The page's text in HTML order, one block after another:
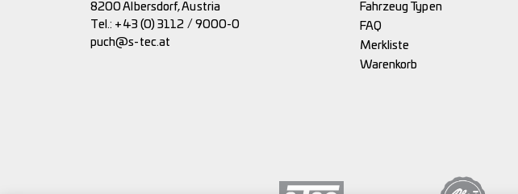
8200 Albersdorf, Austria
Tel.: +43 (0) 3112 / 9000-0
puch@s-tec.at
Fahrzeug Typen
FAQ
Merkliste
Warenkorb